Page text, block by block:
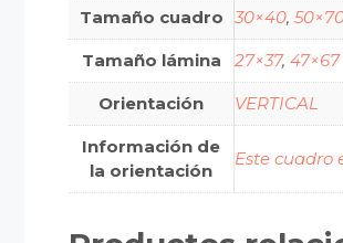
Tamaño cuadro 30×40,
Tamaño lámina 27×37, 47×67
Orientación VERTICAL
Información de
la orientación
Este cuadro